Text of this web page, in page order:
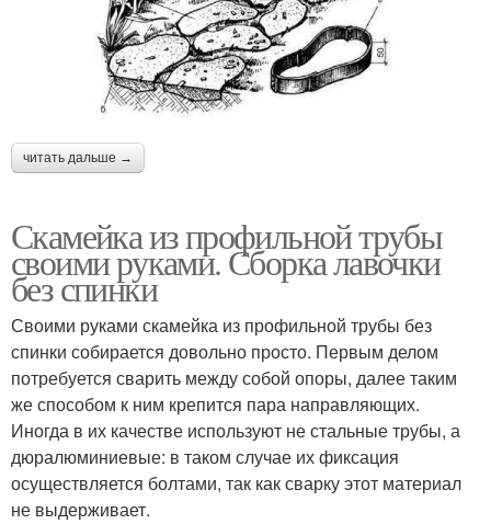
читать дальше →
Скамейка из профильной трубы
своими руками. Сборка лавочки
без спинки
Своими руками скамейка из профильной трубы без
спинки собирается довольно просто. Первым делом
потребуется сварить между собой опоры, далее таким
же способом к ним крепится пара направляющих.
Иногда в их качестве используют не стальные трубы, а
дюралюминиевые: в таком случае их фиксация
осуществляется болтами, так как сварку этот материал
не выдерживает.